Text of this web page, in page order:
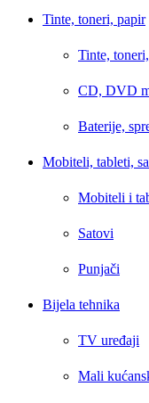
Tinte, toneri, papir
Tinte,
CD, DVD
Baterije,
Mobiteli, tableti,
Mobiteli i
Satovi
Punjači
Bijela tehnika
TV uređaji
Mali